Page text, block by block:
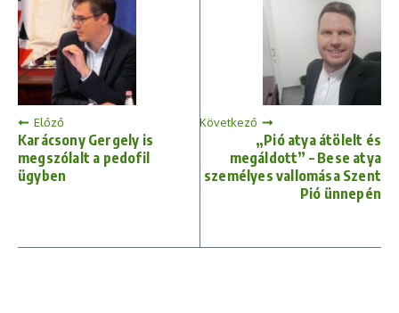
Előző
Karácsony Gergely is
megszólalt a pedofil
ügyben
Következő
„Pió atya átölelt és
megáldott” – Bese atya
személyes vallomása Szent
Pió ünnepén